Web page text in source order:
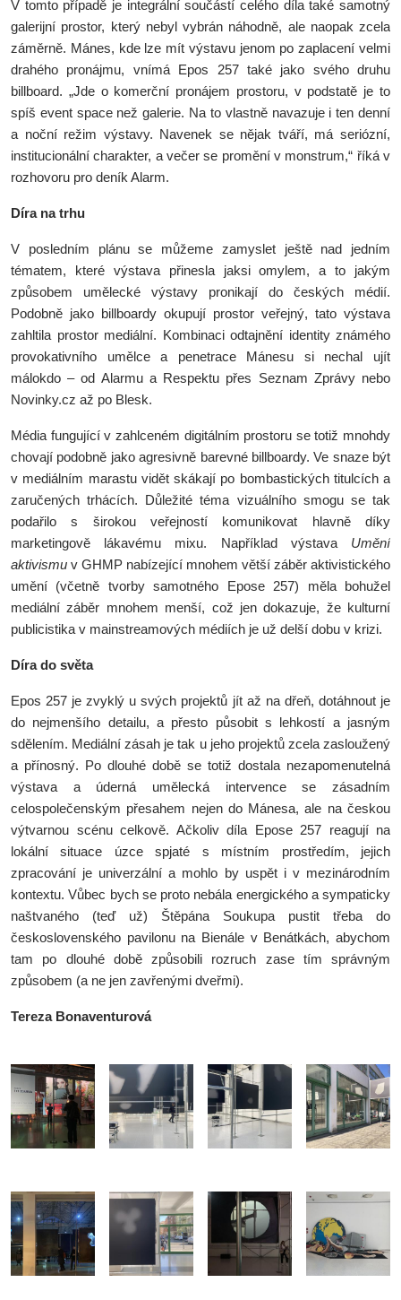
V tomto případě je integrální součástí celého díla také samotný
galerijní prostor, který nebyl vybrán náhodně, ale naopak zcela
záměrně. Mánes, kde lze mít výstavu jenom po zaplacení velmi
drahého pronájmu, vnímá Epos 257 také jako svého druhu
billboard. „Jde o komerční pronájem prostoru, v podstatě je to
spíš event space než galerie. Na to vlastně navazuje i ten denní
a noční režim výstavy. Navenek se nějak tváří, má seriózní,
institucionální charakter, a večer se promění v monstrum,“ říká v
rozhovoru pro deník Alarm.
Díra na trhu
V posledním plánu se můžeme zamyslet ještě nad jedním
tématem, které výstava přinesla jaksi omylem, a to jakým
způsobem umělecké výstavy pronikají do českých médií.
Podobně jako billboardy okupují prostor veřejný, tato výstava
zahltila prostor mediální. Kombinaci odtajnění identity známého
provokativního umělce a penetrace Mánesu si nechal ujít
málokdo – od Alarmu a Respektu přes Seznam Zprávy nebo
Novinky.cz až po Blesk.
Média fungující v zahlceném digitálním prostoru se totiž mnohdy
chovají podobně jako agresivně barevné billboardy. Ve snaze být
v mediálním marastu vidět skákají po bombastických titulcích a
zaručených trhácích. Důležité téma vizuálního smogu se tak
podařilo s širokou veřejností komunikovat hlavně díky
marketingově lákavému mixu. Například výstava Umění
aktivismu v GHMP nabízející mnohem větší záběr aktivistického
umění (včetně tvorby samotného Epose 257) měla bohužel
mediální záběr mnohem menší, což jen dokazuje, že kulturní
publicistika v mainstreamových médiích je už delší dobu v krizi.
Díra do světa
Epos 257 je zvyklý u svých projektů jít až na dřeň, dotáhnout je
do nejmenšího detailu, a přesto působit s lehkostí a jasným
sdělením. Mediální zásah je tak u jeho projektů zcela zasloužený
a přínosný. Po dlouhé době se totiž dostala nezapomenutelná
výstava a úderná umělecká intervence se zásadním
celospolečenským přesahem nejen do Mánesa, ale na českou
výtvarnou scénu celkově. Ačkoliv díla Epose 257 reagují na
lokální situace úzce spjaté s místním prostředím, jejich
zpracování je univerzální a mohlo by uspět i v mezinárodním
kontextu. Vůbec bych se proto nebála energického a sympaticky
naštvaného (teď už) Štěpána Soukupa pustit třeba do
československého pavilonu na Bienále v Benátkách, abychom
tam po dlouhé době způsobili rozruch zase tím správným
způsobem (a ne jen zavřenými dveřmi).
Tereza Bonaventurová